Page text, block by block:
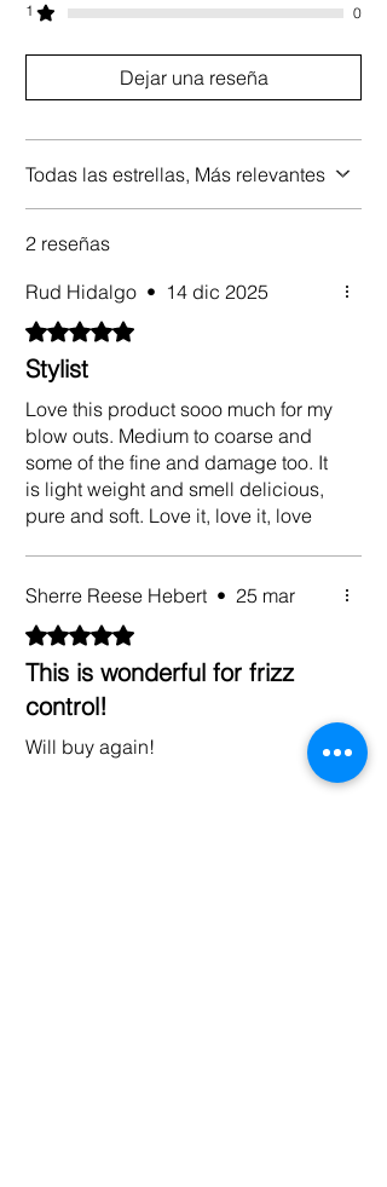
1
0
Dejar una reseña
Todas las estrellas, Más relevantes
2 reseñas
Rud Hidalgo • 14 dic 2025
Obtuvo 5 de 5 estrellas.
Stylist
Love this product sooo much for my
blow outs. Medium to coarse and
some of the fine and damage too. It
is light weight and smell delicious,
pure and soft. Love it, love it, love
Sherre Reese Hebert • 25 mar
Obtuvo 5 de 5 estrellas.
This is wonderful for frizz
control!
Will buy again!